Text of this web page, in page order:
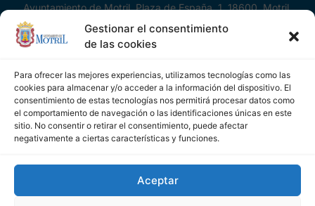
Gestionar el consentimiento
de las cookies
Para ofrecer las mejores experiencias, utilizamos tecnologías como las
cookies para almacenar y/o acceder a la información del dispositivo. El
consentimiento de estas tecnologías nos permitirá procesar datos como
el comportamiento de navegación o las identificaciones únicas en este
sitio. No consentir o retirar el consentimiento, puede afectar
negativamente a ciertas características y funciones.
Aceptar
Ayuntamiento de Motril, Plaza de España, 1, 18600, Motril,
(Granada), CIF: P1814200J, DIR3: L01181400